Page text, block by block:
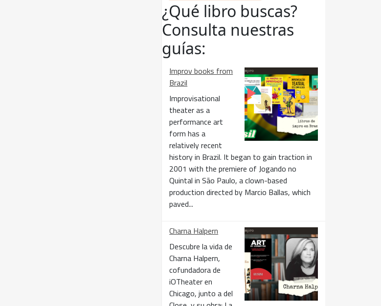
¿Qué libro buscas?
Consulta nuestras
guías:
Improv books from
Brazil
Improvisational
theater as a
performance art
form has a
relatively recent
history in Brazil. It began to gain traction in
2001 with the premiere of Jogando no
Quintal in São Paulo, a clown-based
production directed by Marcio Ballas, which
paved...
Charna Halpern
Descubre la vida de
Charna Halpern,
cofundadora de
iOTheater en
Chicago, junto a del